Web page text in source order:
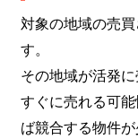
対象の地域の売
す。
その地域が活発
すぐに売れる可
ば競合する物件